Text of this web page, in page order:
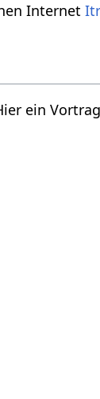
Internet
ein